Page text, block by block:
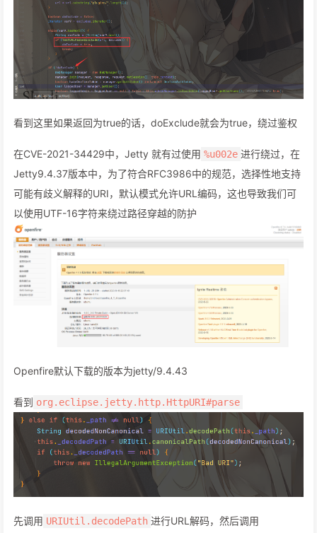
看到这里如果返回为true的话，doExclude就会为true，绕过鉴权
在CVE-2021-34429中，Jetty 就有过使用 %u002e 进行绕过，在
Jetty9.4.37版本中，为了符合RFC3986中的规范，选择性地支持
可能有歧义解释的URI，默认模式允许URL编码，这也导致我们可
以使用UTF-16字符来绕过路径穿越的防护
Openfire默认下载的版本为jetty/9.4.43
看到 org.eclipse.jetty.http.HttpURI#parse
先调用 URIUtil.decodePath 进行URL解码，然后调用